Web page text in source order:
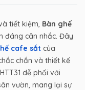
tiết kiệm, Bàn ghế
đáng cân nhắc. Đây
cafe sắt của
chắn và thiết kế
dễ phối với
vườn, mang lại sự